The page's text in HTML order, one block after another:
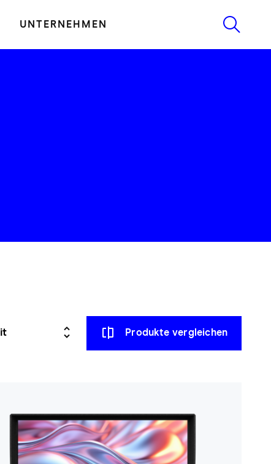
UNTERNEHMEN
Produkte vergleichen